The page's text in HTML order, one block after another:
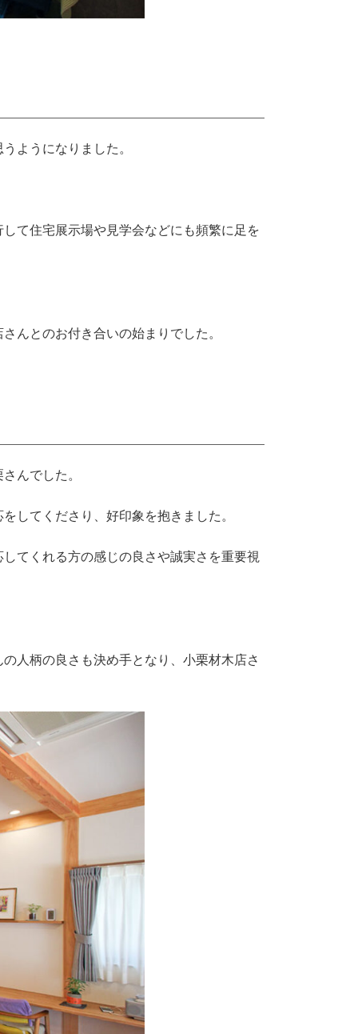
ようになりました。
て住宅展示場や見学会などにも頻繁に足を
んとのお付き合いの始まりでした。
んでした。
してくださり、好印象を抱きました。
てくれる方の感じの良さや誠実さを重要視
人柄の良さも決め手となり、小栗材木店さ